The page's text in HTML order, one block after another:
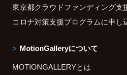
東京都クラウドファンディング支
コロナ対策支援プログラムに申し
MotionGalleryについて
MOTIONGALLERYとは